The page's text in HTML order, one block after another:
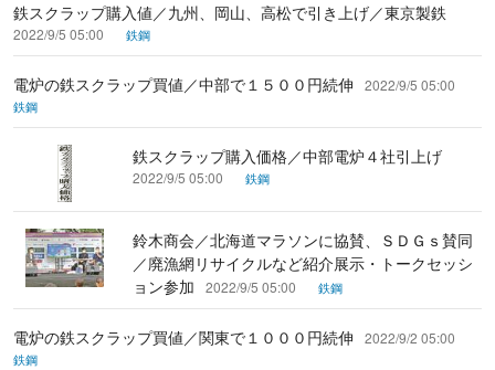
鉄スクラップ購入値／九州、岡山、高松で引き上げ／東京製鉄
2022/9/5 05:00 鉄鋼
電炉の鉄スクラップ買値／中部で１５００円続伸 2022/9/5 05:00
鉄鋼
鉄スクラップ購入価格／中部電炉４社引上げ
2022/9/5 05:00 鉄鋼
鈴木商会／北海道マラソンに協賛、ＳＤＧｓ賛同
／廃漁網リサイクルなど紹介展示・トークセッシ
ョン参加
2022/9/5 05:00 鉄鋼
電炉の鉄スクラップ買値／関東で１０００円続伸 2022/9/2 05:00
鉄鋼